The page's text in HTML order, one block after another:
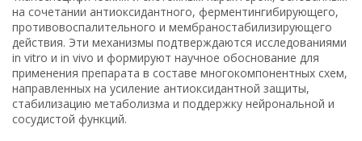
на сочетании антиоксидантного, ферментингибирующего,
противовоспалительного и мембраностабилизирующего
действия. Эти механизмы подтверждаются исследованиями
in vitro и in vivo и формируют научное обоснование для
применения препарата в составе многокомпонентных схем,
направленных на усиление антиоксидантной защиты,
стабилизацию метаболизма и поддержку нейрональной и
сосудистой функций.